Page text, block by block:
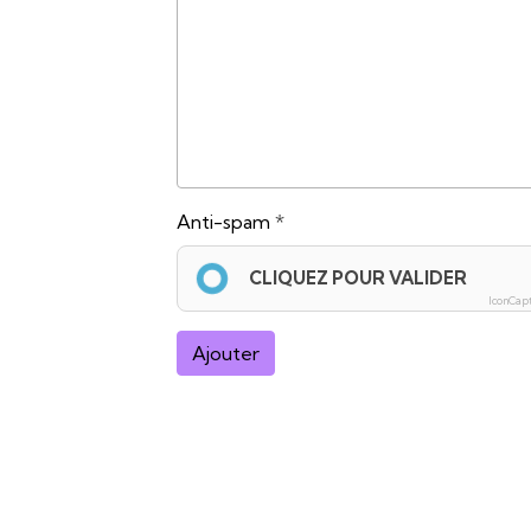
Anti-spam
CLIQUEZ POUR VALIDER
Ajouter